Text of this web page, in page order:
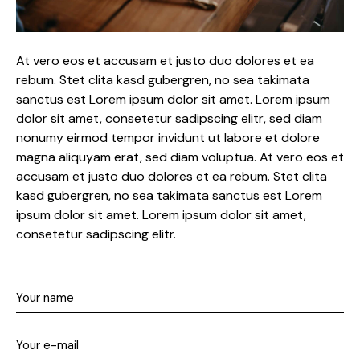
At vero eos et accusam et justo duo dolores et ea
rebum. Stet clita kasd gubergren, no sea takimata
sanctus est Lorem ipsum dolor sit amet. Lorem ipsum
dolor sit amet, consetetur sadipscing elitr, sed diam
nonumy eirmod tempor invidunt ut labore et dolore
magna aliquyam erat, sed diam voluptua. At vero eos et
accusam et justo duo dolores et ea rebum. Stet clita
kasd gubergren, no sea takimata sanctus est Lorem
ipsum dolor sit amet. Lorem ipsum dolor sit amet,
consetetur sadipscing elitr.